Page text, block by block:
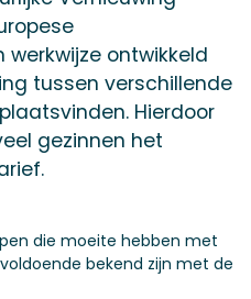
ontwikkeld
tussen verschillende
Hierdoor
gezinnen het
die moeite hebben met
bekend zijn met de